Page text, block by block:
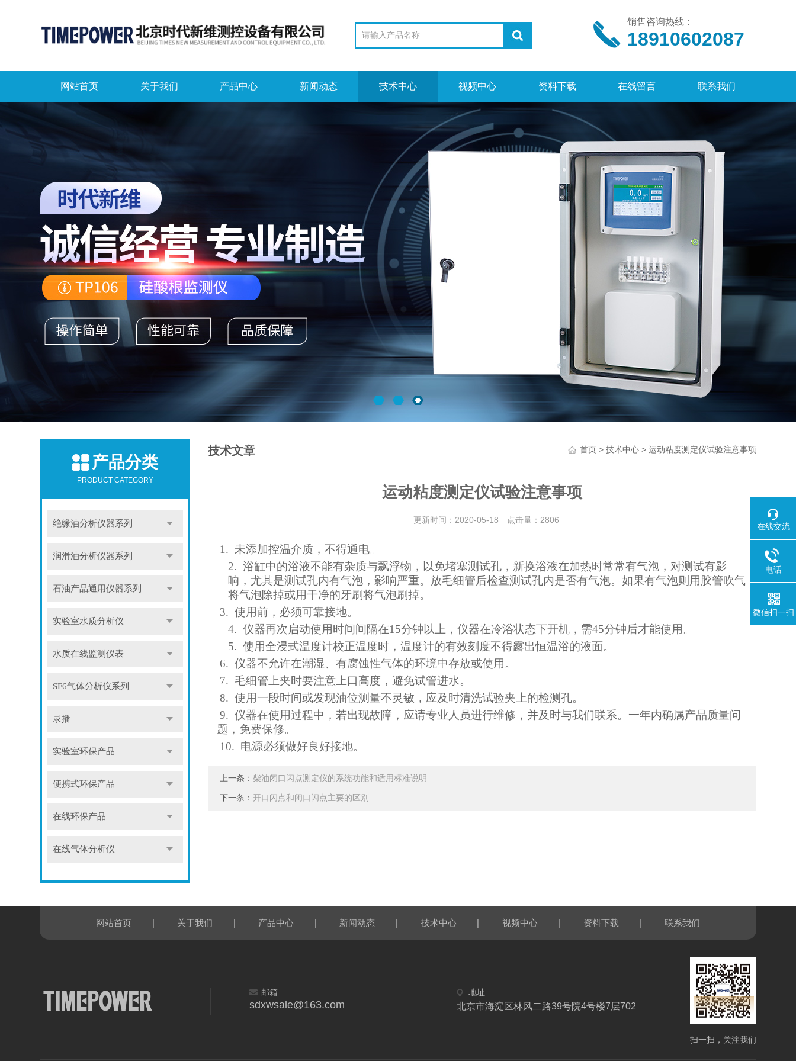
销售咨询热线：
18910602087
网站首页 关于我们 产品中心 新闻动态 技术中心 视频中心 资料下载 在线留言 联系我们
产品分类
PRODUCT CATEGORY
绝缘油分析仪器系列
润滑油分析仪器系列
石油产品通用仪器系列
实验室水质分析仪
水质在线监测仪表
SF6气体分析仪系列
录播
实验室环保产品
便携式环保产品
在线环保产品
在线气体分析仪
技术文章 首页> 技术中心> 运动粘度测定仪试验注意事项
运动粘度测定仪试验注意事项
更新时间：2020-05-18 点击量： 2806
1. 未添加控温介质 ，不得通电。
2. 浴缸中的浴液不能有杂质与飘浮物，以免堵塞测试孔，新换浴液在加热时常常有气泡，对测试有影
响，尤其是测试孔内有气泡，影响严重。放毛细管后检查测试孔内是否有气泡。如果有气泡则用胶管吹气
将气泡除掉或用干净的牙刷将气泡刷掉。
3. 使用前，必须可靠接地。
4. 仪器再次启动使用时间间隔在15分钟以上，仪器在冷浴状态下开机，需45分钟后才能使用。
5. 使用全浸式温度计校正温度时，温度计的有效刻度不得露出恒温浴的液面。
6. 仪器不允许在潮湿、有腐蚀性气体的环境中存放或使用。
7. 毛细管上夹时要注意上口高度，避免试管进水。
8. 使用一段时间或发现油位测量不灵敏，应及时清洗试验夹上的检测孔。
9. 仪器在使用过程中，若出现故障，应请专业人员进行维修，并及时与我们联系。一年内确属产品质量问
题，免费保修。
10. 电源必须做好良好接地。
上一条： 柴油闭口闪点测定仪的系统功能和适用标准说明
下一条：开口闪点和闭口闪点主要的区别
网站首页 | 关于我们 | 产品中心 | 新闻动态 | 技术中心 | 视频中心 | 资料下载 | 联系我们
邮箱
sdxwsale@163.com
地址
北京市海淀区林风二路39号院4号楼7层702
扫一扫，关注我们
在线交流
电话
微信扫一扫